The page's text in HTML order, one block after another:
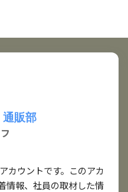
通販部
カウントです。このアカ
情報、社員の取材した情